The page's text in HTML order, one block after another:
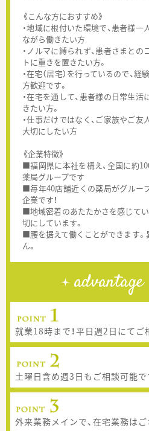
《こんな方におすすめ》
・地域に根付いた環境で、患者様
ながら働きたい方
・ノルマに縛られず、患者さまと
トに重きを置きたい方。
・在宅（居宅）を行っているので、
方歓迎です。
・在宅を通して、患者様の日常生
きたい方。
・仕事だけではなく、ご家族やご
大切にしたい方
《企業特徴》
■福岡県に本社を構え、全国に約
薬局グループです
■毎年40店舗近くの薬局がグルー
企業です！
■地域密着のあたたかさを感じて
切にしています。
■腰を据えて働くことができます
ん。
advantage
就業18時まで！平日週2日にてご
土曜日含め週3日もご相談可能で
外来業務メインで、在宅業務はご